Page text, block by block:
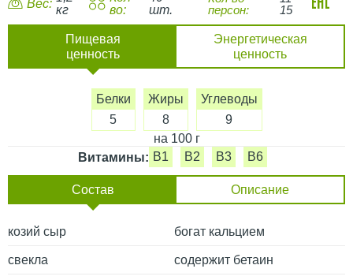
Вес: кг
во:
шт.
персон:
15
Пищевая
ценность
Энергетическая
ценность
Белки
5
Жиры
8
Углеводы
9
на 100 г
Витамины: B1 B2 B3 B6
Состав Описание
козий сыр богат кальцием
свекла содержит бетаин